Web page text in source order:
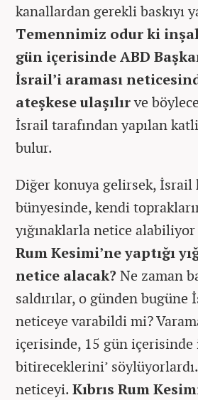
kanallardan gerekli baskıyı
Temennimiz odur ki
gün içerisinde ABD
İsrail’i araması
ateşkese ulaşılırve
İsrail tarafından yapılan
bulur.
Diğer konuya gelirsek, İsrail
bünyesinde, kendi
yığınaklarla netice
Rum Kesimi’ne yaptığı
netice alacak? Ne zaman
saldırılar, o günden
neticeye varabildi mi?
içerisinde, 15 gün içerisinde
bitireceklerini’
neticeyi.Kıbrıs Rum